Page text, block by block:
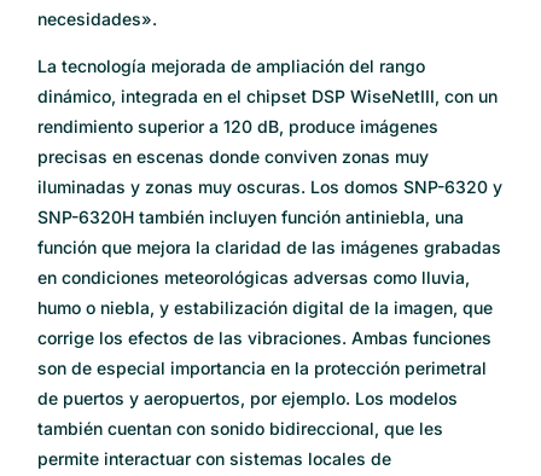
necesidades».
La tecnología mejorada de ampliación del rango
dinámico, integrada en el chipset DSP WiseNetIII, con un
rendimiento superior a 120 dB, produce imágenes
precisas en escenas donde conviven zonas muy
iluminadas y zonas muy oscuras. Los domos SNP-6320 y
SNP-6320H también incluyen función antiniebla, una
función que mejora la claridad de las imágenes grabadas
en condiciones meteorológicas adversas como lluvia,
humo o niebla, y estabilización digital de la imagen, que
corrige los efectos de las vibraciones. Ambas funciones
son de especial importancia en la protección perimetral
de puertos y aeropuertos, por ejemplo. Los modelos
también cuentan con sonido bidireccional, que les
permite interactuar con sistemas locales de